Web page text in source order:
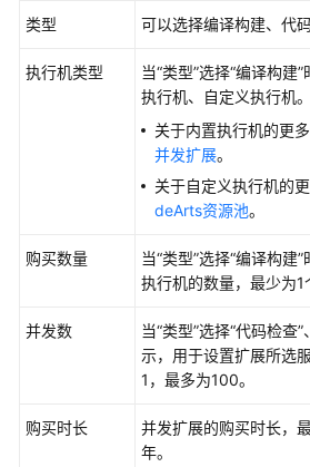
码
码
步
配
类型 可以选择编译构建、代
执行机类型
当“类型”选择“编译构建
执行机、自定义执行机。
关于内置执行机的更
并发扩展。
关于自定义执行机的
deArts资源池。
购买数量
当“类型”选择“编译构建
执行机的数量，最少为1
并发数
当“类型”选择“代码检查
示，用于设置扩展所选
1，最多为100。
购买时长
并发扩展的购买时长，
年。